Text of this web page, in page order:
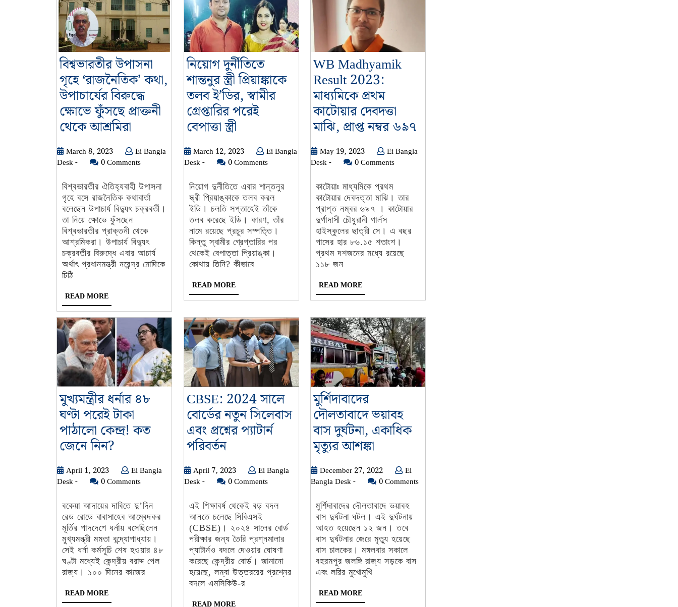
বিশ্বভারতীর উপাসনা
গৃহে ‘রাজনৈতিক’ কথা,
উপাচার্যের বিরুদ্ধে
ক্ষোভে ফুঁসছে প্রাক্তনী
থেকে আশ্রমিরা
উপাসনা
গৃহে
কথা,
উপাচার্যের
বিরুদ্ধে
ক্ষোভে
ফুঁসছে
প্রাক্তনী
March 8, 2023March
8,
Ei Bangla
Desk -Ei
Desk
-
0 Comments
বিশ্বভারতীর ঐতিহ্যবাহী উপাসনা
গৃহে বসে রাজনৈতিক কথাবার্তা
বলেছেন উপাচার্য বিদ্যুৎ চক্রবর্তী।
তা নিয়ে ক্ষোভে ফুঁসছেন
বিশ্বভারতীর প্রাক্তনী থেকে
আশ্রমিকরা। উপাচার্য বিদ্যুৎ
চক্রবর্তীর বিরুদ্ধে এবার আচার্য
অর্থাৎ প্রধানমন্ত্রী নরেন্দ্র মোদিকে
চিঠি
READ MOREREAD
MORE
নিয়োগ দুর্নীতিতে
শান্তনুর স্ত্রী প্রিয়াঙ্কাকে
তলব ই’ডির, স্বামীর
গ্রেপ্তারির পরেই
বেপাত্তা স্ত্রীনিয়োগ
দুর্নীতিতে
শান্তনুর
প্রিয়াঙ্কাকে
তলব
ই’ডির,
স্বামীর
গ্রেপ্তারির
পরেই
স্ত্রী
March 12, 2023March
12,
Ei Bangla
Desk -Ei
Desk
-
0 Comments
নিয়োগ দুর্নীতিতে এবার শান্তনুর
স্ত্রী প্রিয়াঙ্কাকে তলব করল
ইডি। চলতি সপ্তাহেই তাঁকে
তলব করেছে ইডি। কারণ, তাঁর
নামে রয়েছে প্রচুর সম্পত্তি।
কিন্তু স্বামীর গ্রেপ্তারির পর
থেকেই বেপাত্তা প্রিয়াঙ্কা।
কোথায় তিনি? কীভাবে
READ MOREREAD
MORE
WB Madhyamik
Result 2023:
মাধ্যমিকে প্রথম
কাটোয়ার দেবদত্তা
মাঝি, প্রাপ্ত নম্বর ৬৯৭WB
Result
৬৯৭
May 19, 2023May
19,
Ei Bangla
Desk -Ei
Desk
-
0 Comments
কাটোয়াঃ মাধ্যমিকে প্রথম
কাটোয়ার দেবদত্তা মাঝি। তার
প্রাপ্ত নম্বর ৬৯৭ । কাটোয়ার
দুর্গাদাসী চৌধুরানী গার্লস
হাইস্কুলের ছাত্রী সে। এ বছর
পাসের হার ৮৬.১৫ শতাংশ।
প্রথম দশজনের মধ্যে রয়েছে
১১৮ জন
READ MOREREAD
MORE
মুখ্যমন্ত্রীর ধর্নার ৪৮
ঘণ্টা পরেই টাকা
পাঠালো কেন্দ্র! কত
জেনে নিন?
ধর্নার
৪৮
পরেই
টাকা
পাঠালো
কেন্দ্র!
কত
April 1, 2023April
1,
Ei Bangla
Desk -Ei
Desk
-
0 Comments
বকেয়া আদায়ের দাবিতে দু’দিন
রেড রোডে বাবাসাহেব আম্বেদকর
মূর্তির পাদদেশে ধর্নায় বসেছিলেন
মুখ্যমন্ত্রী মমতা বন্দ্যোপাধ্যায়।
সেই ধর্না কর্মসূচি শেষ হওয়ার ৪৮
ঘণ্টা মধ্যেই কেন্দ্রীয় বরাদ্দ পেল
রাজ্য। ১০০ দিনের কাজের
READ MOREREAD
MORE
CBSE: 2024 সালে
বোর্ডের নতুন সিলেবাস
এবং প্রশ্নের প্যাটার্ন
পরিবর্তনCBSE:
2024
সালে
নতুন
সিলেবাস
এবং
প্রশ্নের
প্যাটার্ন
পরিবর্তন
April 7, 2023April
7,
Ei Bangla
Desk -Ei
Desk
-
0 Comments
এই শিক্ষাবর্ষ থেকেই বড় বদল
আনতে চলেছে সিবিএসই
(CBSE)। ২০২৪ সালের বোর্ড
পরীক্ষার জন্য তৈরি প্রশ্নমালার
প্যাটার্নও বদলে দেওয়ার ঘোষণা
করেছে কেন্দ্রীয় বোর্ড। জানানো
হয়েছে, লম্বা উত্তররের প্রশ্নের
বদলে এমসিকিউ-র
READ MOREREAD
মুর্শিদাবাদের
দৌলতাবাদে ভয়াবহ
বাস দুর্ঘটনা, একাধিক
মৃত্যুর আশঙ্কা
দৌলতাবাদে
ভয়াবহ
দুর্ঘটনা,
একাধিক
মৃত্যুর
আশঙ্কা
December 27, 2022December
27,
Ei
Bangla Desk -Ei
Desk
-
0 Comments
মুর্শিদাবাদের দৌলতাবাদে ভয়াবহ
বাস দুর্ঘটনা ঘটল। এই দুর্ঘটনায়
আহত হয়েছেন ১২ জন। তবে
বাস দুর্ঘটনার জেরে মৃত্যু হয়েছে
বাস চালকের। মঙ্গলবার সকালে
বহরমপুর জলঙ্গি রাজ্য সড়কে বাস
এবং লরির মুখোমুখি
READ MOREREAD
MORE